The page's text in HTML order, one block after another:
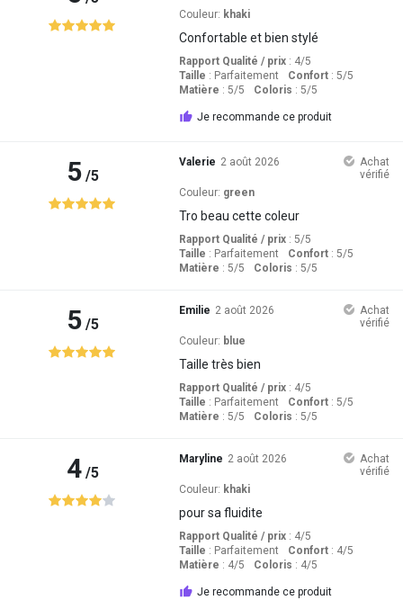
Couleur: khaki
Confortable et bien stylé
Rapport Qualité / prix: 4/5
Taille : Parfaitement Confort: 5/5
Matière : 5/5 Coloris : 5/5
Je recommande ce produit
5/5
Valerie 2 août 2026
Achat
vérifié
Couleur: green
Tro beau cette coleur
Rapport Qualité / prix: 5/5
Taille : Parfaitement Confort: 5/5
Matière : 5/5 Coloris : 5/5
5/5
Emilie 2 août 2026
Achat
vérifié
Couleur: blue
Taille très bien
Rapport Qualité / prix: 4/5
Taille : Parfaitement Confort: 5/5
Matière : 5/5 Coloris : 5/5
4/5
Maryline 2 août 2026
Achat
vérifié
Couleur: khaki
pour sa fluidite
Rapport Qualité / prix: 4/5
Taille : Parfaitement Confort: 4/5
Matière : 4/5 Coloris : 4/5
Je recommande ce produit